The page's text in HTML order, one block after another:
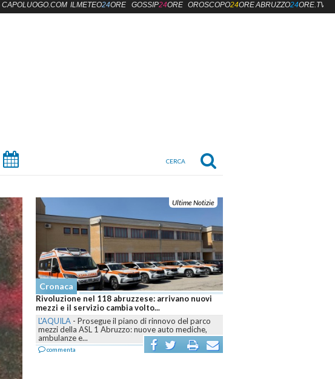
Ultime Notizie
Cronaca
Rivoluzione nel 118 abruzzese: arrivano nuovi
mezzi e il servizio cambia volto...
L'AQUILA - Prosegue il piano di rinnovo del parco
mezzi della ASL 1 Abruzzo: nuove auto mediche,
ambulanze e...
commenta
CAPOLUOGO.COM ILMETEO24ORE GOSSIP24ORE OROSCOPO24OREABRUZZO24ORE.TV